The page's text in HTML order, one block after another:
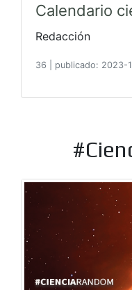
Calendario
Redacción
36 publicado: 2023-